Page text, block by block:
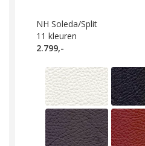
NH Soleda/Split
11 kleuren
2.799,-